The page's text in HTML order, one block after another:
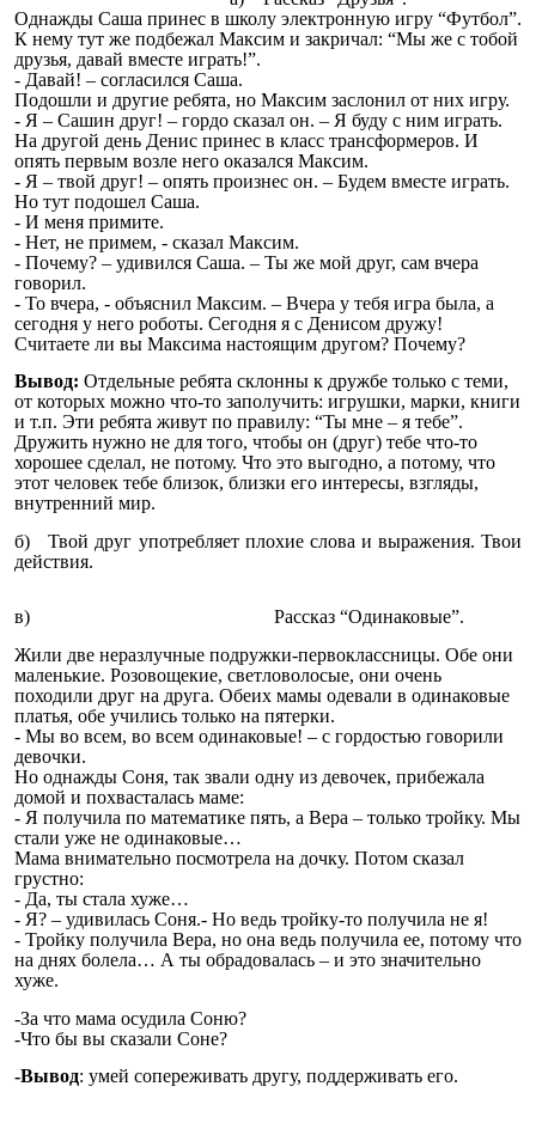
Однажды Саша принес в школу электронную игру “Футбол”.
К нему тут же подбежал Максим и закричал: “Мы же с тобой
друзья, давай вместе играть!”.
- Давай! – согласился Саша.
Подошли и другие ребята, но Максим заслонил от них игру.
- Я – Сашин друг! – гордо сказал он. – Я буду с ним играть.
На другой день Денис принес в класс трансформеров. И
опять первым возле него оказался Максим.
- Я – твой друг! – опять произнес он. – Будем вместе играть.
Но тут подошел Саша.
- И меня примите.
- Нет, не примем, - сказал Максим.
- Почему? – удивился Саша. – Ты же мой друг, сам вчера
говорил.
- То вчера, - объяснил Максим. – Вчера у тебя игра была, а
сегодня у него роботы. Сегодня я с Денисом дружу!
Считаете ли вы Максима настоящим другом? Почему?
Вывод: Отдельные ребята склонны к дружбе только с теми,
от которых можно что-то заполучить: игрушки, марки, книги
и т.п. Эти ребята живут по правилу: “Ты мне – я тебе”.
Дружить нужно не для того, чтобы он (друг) тебе что-то
хорошее сделал, не потому. Что это выгодно, а потому, что
этот человек тебе близок, близки его интересы, взгляды,
внутренний мир.
б) Твой друг употребляет плохие слова и выражения. Твои
действия.
в) Рассказ “Одинаковые”.
Жили две неразлучные подружки-первоклассницы. Обе они
маленькие. Розовощекие, светловолосые, они очень
походили друг на друга. Обеих мамы одевали в одинаковые
платья, обе учились только на пятерки.
- Мы во всем, во всем одинаковые! – с гордостью говорили
девочки.
Но однажды Соня, так звали одну из девочек, прибежала
домой и похвасталась маме:
- Я получила по математике пять, а Вера – только тройку. Мы
стали уже не одинаковые…
Мама внимательно посмотрела на дочку. Потом сказал
грустно:
- Да, ты стала хуже…
- Я? – удивилась Соня.- Но ведь тройку-то получила не я!
- Тройку получила Вера, но она ведь получила ее, потому что
на днях болела… А ты обрадовалась – и это значительно
хуже.
-За что мама осудила Соню?
-Что бы вы сказали Соне?
-Вывод: умей сопереживать другу, поддерживать его.